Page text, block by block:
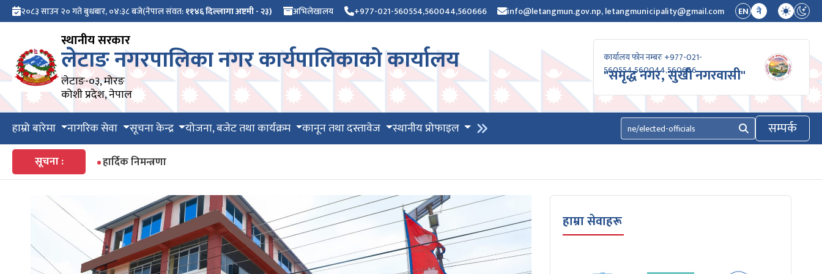
२०८३ साउन २० गते बुधबार, ०४:३८ बजे(नेपाल संवत:११४६ दिल्लागा अष्टमी - २३) अभिलेखालय +977-021-560554,560044,560666 info@letangmun.gov.np, letangmunicipality@gmail.com EN ने
स्थानीय सरकार
लेटाङ नगरपालिका नगर कार्यपालिकाको कार्यालय
लेटाङ-०३, मोरङ
कोशी प्रदेश, नेपाल
कार्यालय फोन नम्बरः +977-021-
560554,560044,560666
"समृद्ध नगर, सुखी नगरवासी"
हाम्रो बारेमा नागरिक सेवा सूचना केन्द्र योजना, बजेट तथा कार्यक्रम कानून तथा दस्तावेज स्थानीय प्रोफाइल खोज्नुहोस् सम्पर्क
सूचना : कृषि सम्बन्धित विउविजन, मल, विषादी यन्त्र उपकरण तथा कृषि सामाग्रीको बजार मुल्य उपलब्ध गराइदिने सम्बन्धी सूचना ।।।
हाम्रा सेवाहरू